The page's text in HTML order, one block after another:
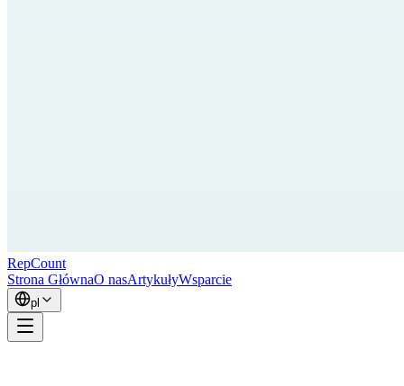
RepCount
Strona GłównaO nasArtykułyWsparcie
pl